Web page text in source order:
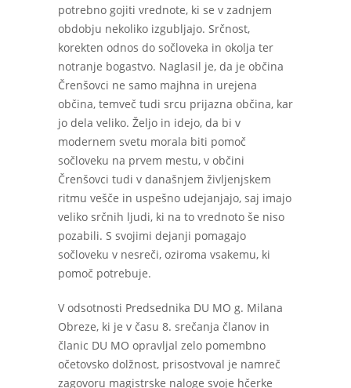
potrebno gojiti vrednote, ki se v zadnjem
obdobju nekoliko izgubljajo. Srčnost,
korekten odnos do sočloveka in okolja ter
notranje bogastvo. Naglasil je, da je občina
Črenšovci ne samo majhna in urejena
občina, temveč tudi srcu prijazna občina, kar
jo dela veliko. Željo in idejo, da bi v
modernem svetu morala biti pomoč
sočloveku na prvem mestu, v občini
Črenšovci tudi v današnjem življenjskem
ritmu vešče in uspešno udejanjajo, saj imajo
veliko srčnih ljudi, ki na to vrednoto še niso
pozabili. S svojimi dejanji pomagajo
sočloveku v nesreči, oziroma vsakemu, ki
pomoč potrebuje.
V odsotnosti Predsednika DU MO g. Milana
Obreze, ki je v času 8. srečanja članov in
članic DU MO opravljal zelo pomembno
očetovsko dolžnost, prisostvoval je namreč
zagovoru magistrske naloge svoje hčerke